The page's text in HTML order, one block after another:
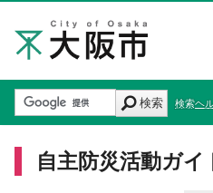
検索 検索ヘ
自主防災活動ガイ